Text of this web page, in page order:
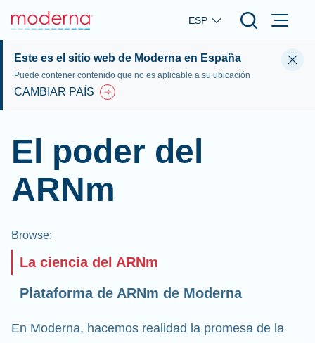
Skip to main content
ESP
Este es el sitio web de Moderna en España
Puede contener contenido que no es aplicable a su ubicación
CAMBIAR PAÍS
El poder del
ARNm
Browse:
La ciencia del ARNm
Plataforma de ARNm de Moderna
En Moderna, hacemos realidad la promesa de la